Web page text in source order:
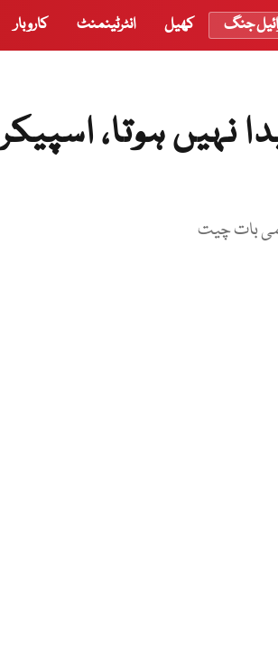
جنگ کھیل انٹرٹینمنٹ کاروبار
نہیں ہوتا، اسپیکر
بات چیت